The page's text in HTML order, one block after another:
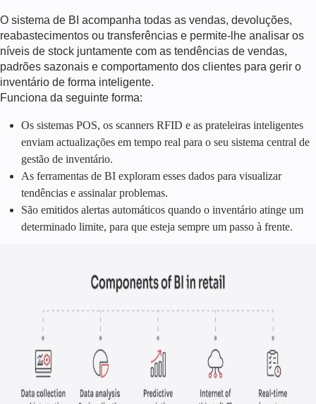
O sistema de BI acompanha todas as vendas, devoluções,
reabastecimentos ou transferências e permite-lhe analisar os
níveis de stock juntamente com as tendências de vendas,
padrões sazonais e comportamento dos clientes para gerir o
inventário de forma inteligente.
Funciona da seguinte forma:
Os sistemas POS, os scanners RFID e as prateleiras inteligentes
enviam actualizações em tempo real para o seu sistema central de
gestão de inventário.
As ferramentas de BI exploram esses dados para visualizar
tendências e assinalar problemas.
São emitidos alertas automáticos quando o inventário atinge um
determinado limite, para que esteja sempre um passo à frente.